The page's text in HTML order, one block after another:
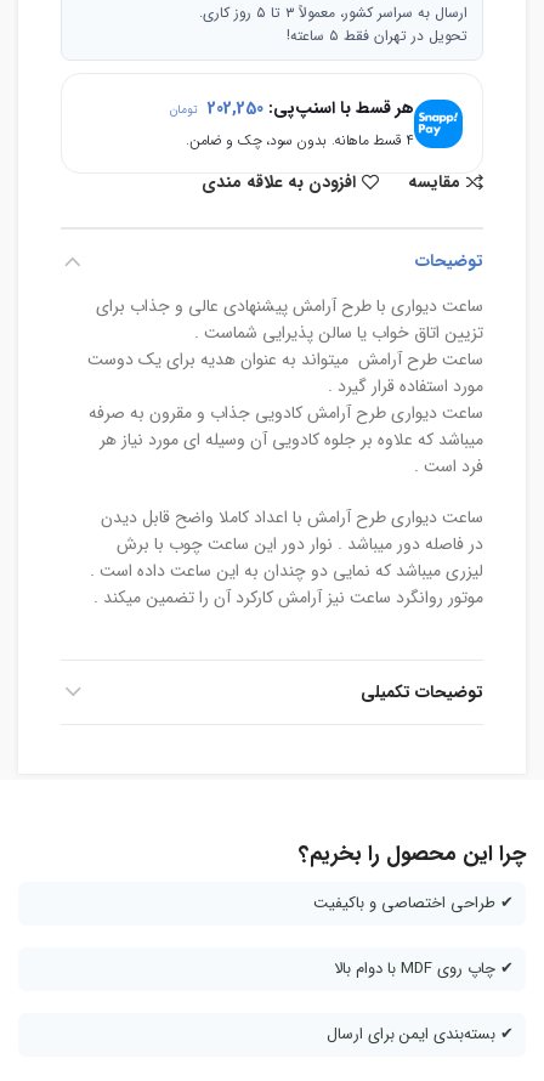
ارسال به سراسر کشور، معمولاً ۳ تا ۵ روز کاری.
تحویل در تهران فقط ۵ ساعته!
هر قسط با اسنپ‌پی: 202,250 تومان
۴ قسط ماهانه. بدون سود، چک و ضامن.
مقایسه افزودن به علاقه مندی
توضیحات
ساعت دیواری با طرح آرامش پیشنهادی عالی و جذاب برای
تزیین اتاق خواب یا سالن پذیرایی شماست .
ساعت طرح آرامش میتواند به عنوان هدیه برای یک دوست
مورد استفاده قرار گیرد .
ساعت دیواری طرح آرامش کادویی جذاب و مقرون به صرفه
میباشد که علاوه بر جلوه کادویی آن وسیله ای مورد نیاز هر
فرد است .
ساعت دیواری طرح آرامش با اعداد کاملا واضح قابل دیدن
در فاصله دور میباشد . نوار دور این ساعت چوب با برش
لیزری میباشد که نمایی دو چندان به این ساعت داده است .
موتور روانگرد ساعت نیز آرامش کارکرد آن را تضمین میکند .
توضیحات تکمیلی
چرا این محصول را بخریم؟
✔ طراحی اختصاصی و باکیفیت
✔ چاپ روی MDF با دوام بالا
✔ بسته‌بندی ایمن برای ارسال